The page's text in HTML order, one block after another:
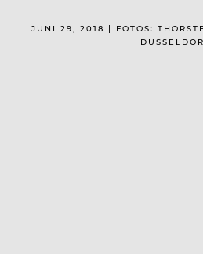
JUNI 29, 2018 | FOTOS: